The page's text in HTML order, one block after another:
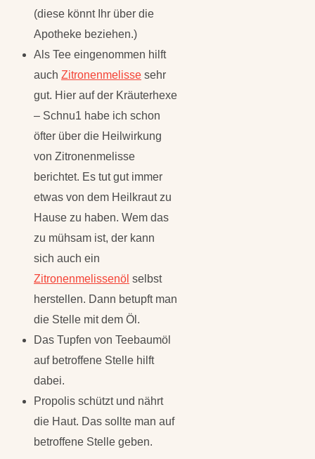
(diese könnt Ihr über die
Apotheke beziehen.)
Als Tee eingenommen hilft
auch Zitronenmelisse sehr
gut. Hier auf der Kräuterhexe
– Schnu1 habe ich schon
öfter über die Heilwirkung
von Zitronenmelisse
berichtet. Es tut gut immer
etwas von dem Heilkraut zu
Hause zu haben. Wem das
zu mühsam ist, der kann
sich auch ein
Zitronenmelissenöl selbst
herstellen. Dann betupft man
die Stelle mit dem Öl.
Das Tupfen von Teebaumöl
auf betroffene Stelle hilft
dabei.
Propolis schützt und nährt
die Haut. Das sollte man auf
betroffene Stelle geben.